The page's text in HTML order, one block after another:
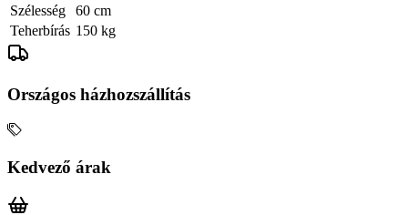
Szélesség
60 cm
Teherbírás 150 kg
Országos házhozszállítás
Kedvező árak